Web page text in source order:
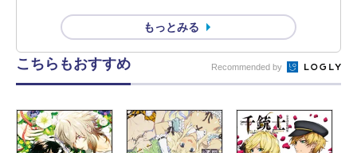
もっとみる
こちらもおすすめ Recommended by